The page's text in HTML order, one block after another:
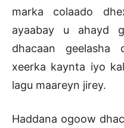
marka colaado
ayaabay u ahayd
dhacaan geelasha
xeerka kaynta iyo
lagu maareyn jirey.
Haddana ogoow